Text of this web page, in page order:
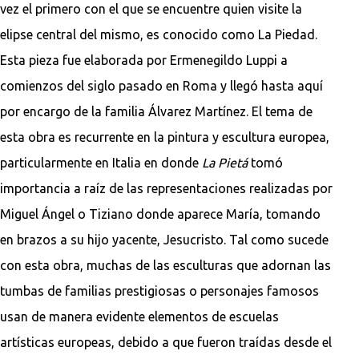
vez el primero con el que se encuentre quien visite la
elipse central del mismo, es conocido como La Piedad.
Esta pieza fue elaborada por Ermenegildo Luppi a
comienzos del siglo pasado en Roma y llegó hasta aquí
por encargo de la familia Álvarez Martínez. El tema de
esta obra es recurrente en la pintura y escultura europea,
particularmente en Italia en donde La Pietátomó
importancia a raíz de las representaciones realizadas por
Miguel Ángel o Tiziano donde aparece María, tomando
en brazos a su hijo yacente, Jesucristo. Tal como sucede
con esta obra, muchas de las esculturas que adornan las
tumbas de familias prestigiosas o personajes famosos
usan de manera evidente elementos de escuelas
artísticas europeas, debido a que fueron traídas desde el